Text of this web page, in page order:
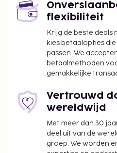
flexibiliteit
Krijg de beste deals
kies betaalopties
passen. We
betaalmethoden
gemakkelijke
Vertrouwd
wereldwijd
Met meer dan 30
deel uit van de
groep. We worden